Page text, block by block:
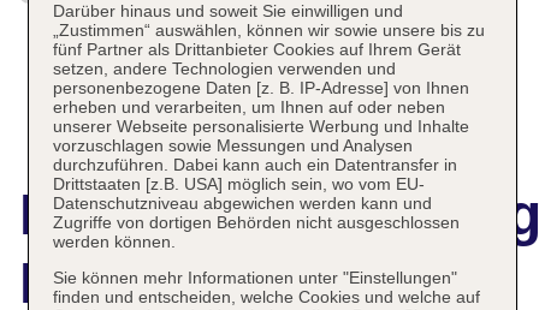
Express by
Darüber hinaus und soweit Sie einwilligen und
„Zustimmen“ auswählen, können wir sowie unsere bis zu
fünf Partner als Drittanbieter Cookies auf Ihrem Gerät
setzen, andere Technologien verwenden und
personenbezogene Daten [z. B. IP-Adresse] von Ihnen
erheben und verarbeiten, um Ihnen auf oder neben
unserer Webseite personalisierte Werbung und Inhalte
vorzuschlagen sowie Messungen und Analysen
durchzuführen. Dabei kann auch ein Datentransfer in
Drittstaaten [z.B. USA] möglich sein, wo vom EU-
Datenschutzniveau abgewichen werden kann und
Zugriffe von dortigen Behörden nicht ausgeschlossen
werden können.
Sie können mehr Informationen unter "Einstellungen"
finden und entscheiden, welche Cookies und welche auf